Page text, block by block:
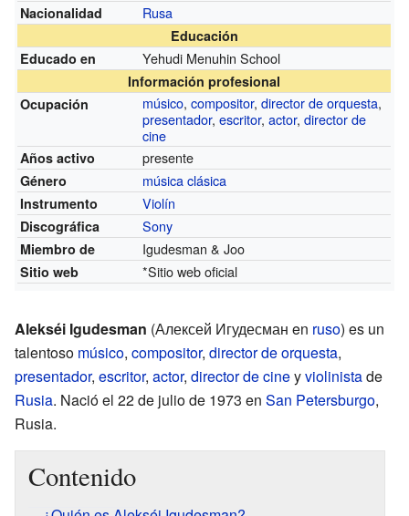
Nacionalidad Rusa
Educación
Educado en
Yehudi Menuhin School
Información profesional
Ocupación
músico,compositor,director de orquesta,
presentador,escritor,actor,director de
cine
Años activo presente
Género música clásica
Instrumento Violín
Discográfica Sony
Miembro de Igudesman & Joo
Sitio web *Sitio web oficial
Alekséi Igudesman (Алексей Игудесман en ruso) es un
talentoso músico, compositor, director de orquesta,
presentador, escritor, actor, director de cineyviolinistade
Rusia. Nació el 22 de julio de 1973 en San Petersburgo,
Rusia.
Contenido